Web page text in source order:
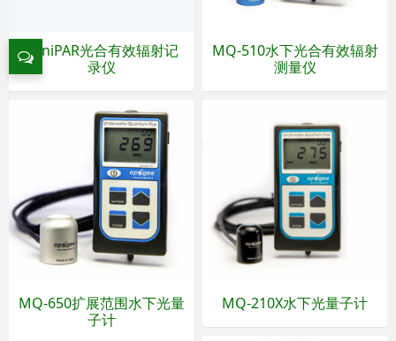
miniPAR光合有效辐射记
录仪
MQ-510水下光合有效辐射
测量仪
MQ-650扩展范围水下光量
子计
MQ-210X水下光量子计